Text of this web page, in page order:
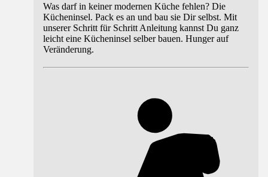
Was darf in keiner modernen Küche fehlen? Die
Kücheninsel. Pack es an und bau sie Dir selbst. Mit
unserer Schritt für Schritt Anleitung kannst Du ganz
leicht eine Kücheninsel selber bauen. Hunger auf
Veränderung.